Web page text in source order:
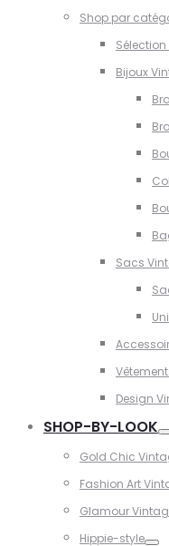
Shop par
Bijoux
Sacs
Design
SHOP-BY-LOOK
Gold Chic
Fashion Art
Glamour
Hippie-style